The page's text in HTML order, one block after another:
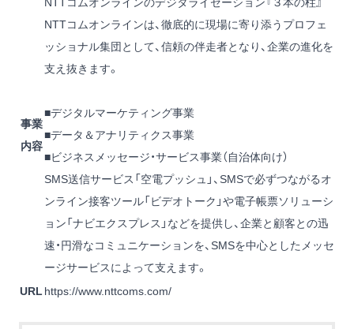
事業
内容
NTTコムオンラインは、徹底的に現場に寄り添うプロフェ
ッショナル集団として、信頼の伴走者となり、企業の進化を
支え抜きます。
■デジタルマーケティング事業
■データ＆アナリティクス事業
■ビジネスメッセージ・サービス事業（自治体向け）
SMS送信サービス「空電プッシュ」、SMSで必ずつながるオ
ンライン接客ツール「ビデオトーク」や電子帳票ソリューシ
ョン「ナビエクスプレス」などを提供し、企業と顧客との迅
速・円滑なコミュニケーションを、SMSを中心としたメッセ
ージサービスによって支えます。
URL https://www.nttcoms.com/